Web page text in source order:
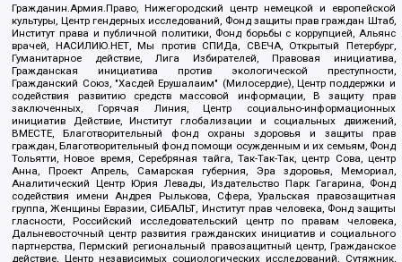
Гражданин.Армия.Право, Нижегородский центр немецкой и европейской
культуры, Центр гендерных исследований, Фонд защиты прав граждан Штаб,
Институт права и публичной политики, Фонд борьбы с коррупцией, Альянс
врачей, НАСИЛИЮ.НЕТ, Мы против СПИДа, СВЕЧА, Открытый Петербург,
Гуманитарное действие, Лига Избирателей, Правовая инициатива,
Гражданская инициатива против экологической преступности,
Гражданский Союз, "Хасдей Ерушалаим" (Милосердие), Центр поддержки и
содействия развитию средств массовой информации, В защиту прав
заключенных, Горячая Линия, Центр социально-информационных
инициатив Действие, Институт глобализации и социальных движений,
ВМЕСТЕ, Благотворительный фонд охраны здоровья и защиты прав
граждан, Благотворительный фонд помощи осужденным и их семьям, Фонд
Тольятти, Новое время, Серебряная тайга, Так-Так-Так, центр Сова, центр
Анна, Проект Апрель, Самарская губерния, Эра здоровья, Мемориал,
Аналитический Центр Юрия Левады, Издательство Парк Гагарина, Фонд
содействия имени Андрея Рылькова, Сфера, Уральская правозащитная
группа, Женщины Евразии, СИБАЛЬТ, Институт прав человека, Фонд защиты
гласности, Российский исследовательский центр по правам человека,
Дальневосточный центр развития гражданских инициатив и социального
партнерства, Пермский региональный правозащитный центр, Гражданское
действие, Центр независимых социологических исследований, Сутяжник,